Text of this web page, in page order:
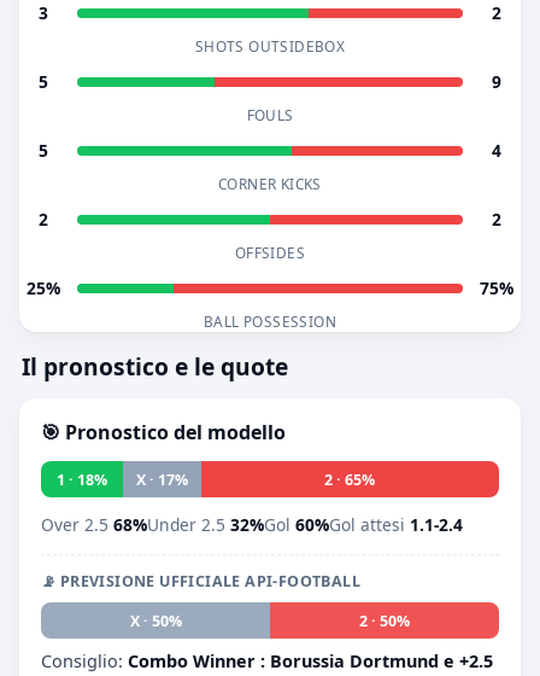
3 2
SHOTS OUTSIDEBOX
5 9
FOULS
5 4
CORNER KICKS
2 2
OFFSIDES
25% 75%
BALL POSSESSION
Il pronostico e le quote
🎯 Pronostico del modello
1 · 18% X · 17% 2 · 65%
Over 2.5 68%Under 2.5 32%Gol 60%Gol attesi 1.1-2.4
📡 PREVISIONE UFFICIALE API-FOOTBALL
X · 50% 2 · 50%
Consiglio: Combo Winner : Borussia Dortmund e +2.5